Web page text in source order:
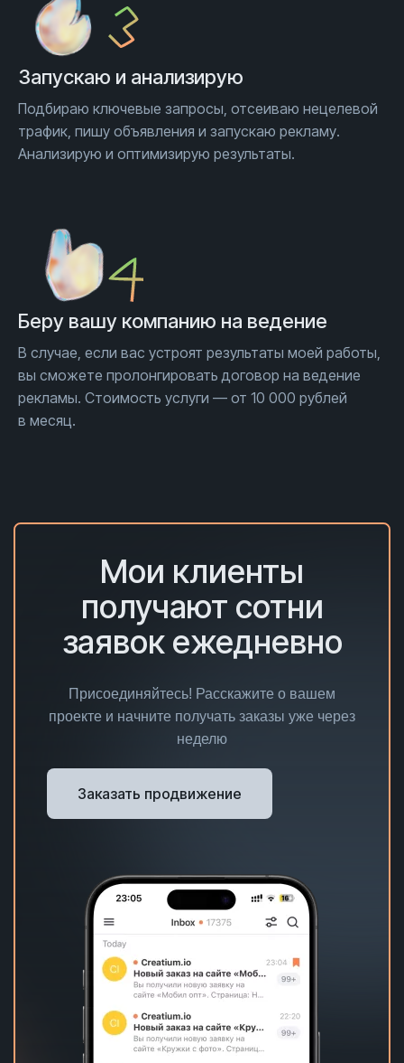
Запускаю и анализирую
Подбираю ключевые запросы, отсеиваю нецелевой
трафик, пишу объявления и запускаю рекламу.
Анализирую и оптимизирую результаты.
Беру вашу компанию на ведение
В случае, если вас устроят результаты моей работы,
вы сможете пролонгировать договор на ведение
рекламы. Стоимость услуги — от 10 000 рублей
в месяц.
Мои клиенты
получают сотни
заявок ежедневно
Присоединяйтесь! Расскажите о вашем
проекте и начните получать заказы уже через
неделю
Заказать продвижение